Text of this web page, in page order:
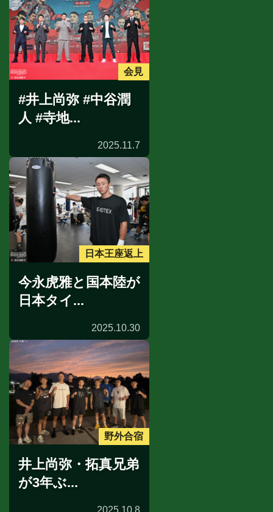
会見
#井上尚弥 #中谷潤
人 #寺地...
2025.11.7
日本王座返上
今永虎雅と国本陸が
日本タイ...
2025.10.30
野外合宿
井上尚弥・拓真兄弟
が3年ぶ...